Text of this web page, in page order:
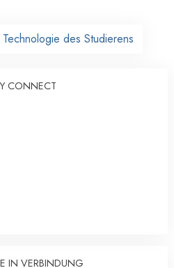
des Studierens
CONNECT
IN VERBINDUNG